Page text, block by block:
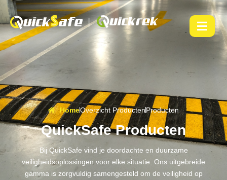
|
HomeOverzicht ProductenProducten
QuickSafe Producten
Bij QuickSafe vind je doordachte en duurzame
veiligheidsoplossingen voor elke situatie. Ons uitgebreide
gamma is zorgvuldig samengesteld om de veiligheid op